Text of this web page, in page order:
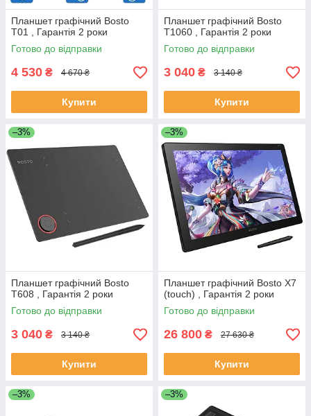
Планшет графічний Bosto
T01 , Гарантія 2 роки
Готово до відправки
4 530 ₴ 4 670 ₴
Купити
Планшет графічний Bosto
T1060 , Гарантія 2 роки
Готово до відправки
3 040 ₴ 3 140 ₴
Купити
–3%
Планшет графічний Bosto
T608 , Гарантія 2 роки
Готово до відправки
3 040 ₴ 3 140 ₴
Купити
–3%
Планшет графічний Bosto X7
(touch) , Гарантія 2 роки
Готово до відправки
26 800 ₴ 27 630 ₴
Купити
–3% –3%